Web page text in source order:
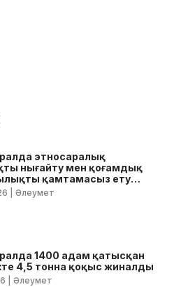
этносаралық
нығайту мен қоғамдық
қамтамасыз ету
жедел кеңес өтті
| Әлеумет
1400 адам қатысқан
4,5 тонна қоқыс жиналды
| Әлеумет